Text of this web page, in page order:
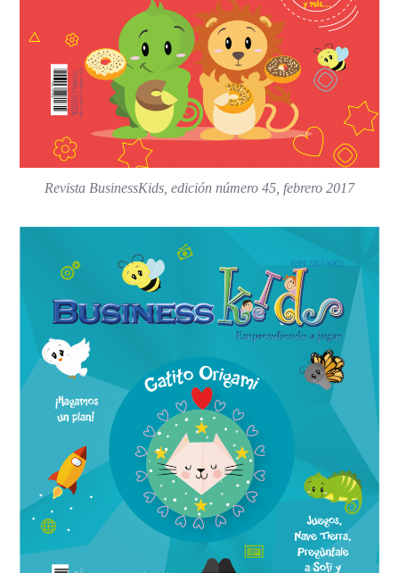
Revista BusinessKids, edición número 45, febrero 2017